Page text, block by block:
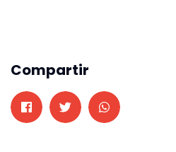
Compartir